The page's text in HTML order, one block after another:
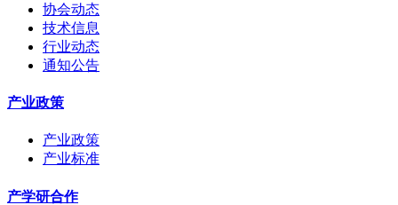
协会动态
技术信息
行业动态
通知公告
产业政策
产业政策
产业标准
产学研合作